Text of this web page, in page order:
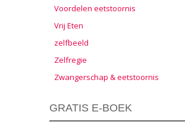
Voordelen eetstoornis
Vrij Eten
zelfbeeld
Zelfregie
Zwangerschap & eetstoornis
GRATIS E-BOEK